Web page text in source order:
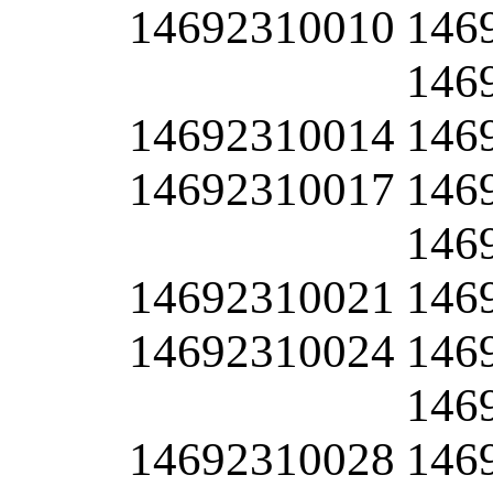
14692310010
14692310014
14692310017
14692310021
14692310024
14692310028